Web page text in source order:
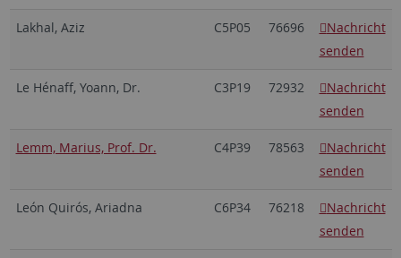
Lakhal, Aziz C5P05 76696
Nachricht
senden
Le Hénaff, Yoann, Dr. C3P19 72932
Nachricht
senden
Lemm, Marius, Prof. Dr. C4P39 78563
Nachricht
senden
León Quirós, Ariadna C6P34 76218
Nachricht
senden